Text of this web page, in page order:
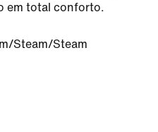
em total conforto.
Steam/Steam